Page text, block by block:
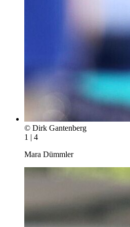
© Dirk Gantenberg
1 | 4
Mara Dümmler